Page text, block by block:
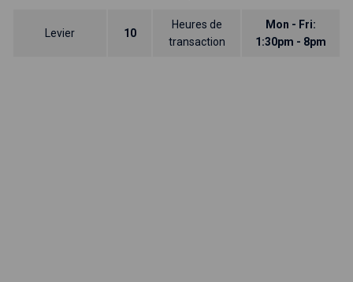
Levier 10
Heures de
transaction
Mon - Fri:
1:30pm - 8pm